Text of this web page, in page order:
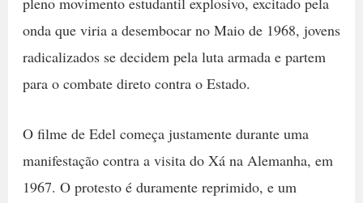
onda que viria a desembocar no Maio de 1968, jovens
radicalizados se decidem pela luta armada e partem
para o combate direto contra o Estado.
O filme de Edel começa justamente durante uma
manifestação contra a visita do Xá na Alemanha, em
1967. O protesto é duramente reprimido, e um